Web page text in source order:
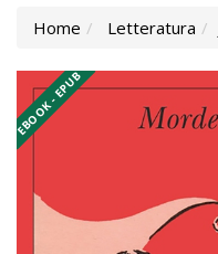
Home Letteratura
EBOOK - EPUB